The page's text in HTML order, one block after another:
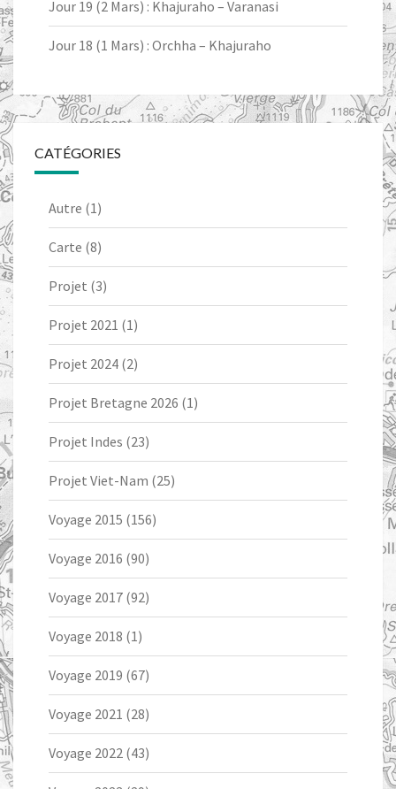
Jour 19 (2 Mars) : Khajuraho – Varanasi
Jour 18 (1 Mars) : Orchha – Khajuraho
CATÉGORIES
Autre (1)
Carte (8)
Projet (3)
Projet 2021 (1)
Projet 2024 (2)
Projet Bretagne 2026 (1)
Projet Indes (23)
Projet Viet-Nam (25)
Voyage 2015 (156)
Voyage 2016 (90)
Voyage 2017 (92)
Voyage 2018 (1)
Voyage 2019 (67)
Voyage 2021 (28)
Voyage 2022 (43)